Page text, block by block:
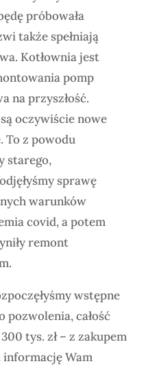
próbowała
także spełniają
Kotłownia jest
pomp
na przyszłość.
oczywiście nowe
To z powodu
starego,
sprawę
warunków
covid, a potem
remont
wstępne
pozwolenia, całość
tys. zł – z zakupem
Wam